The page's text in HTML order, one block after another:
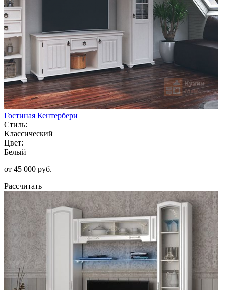
Гостиная Кентербери
Стиль:
Классический
Цвет:
Белый
от 45 000 руб.
Рассчитать